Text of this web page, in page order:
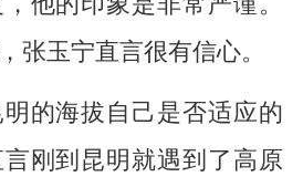
张玉宁直言很有信心。
海拔自己是否适应的
刚到昆明就遇到了高原